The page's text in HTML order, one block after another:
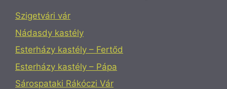
Szigetvári vár
Nádasdy kastély
Esterházy kastély – Fertőd
Esterházy kastély – Pápa
Sárospataki Rákóczi Vár